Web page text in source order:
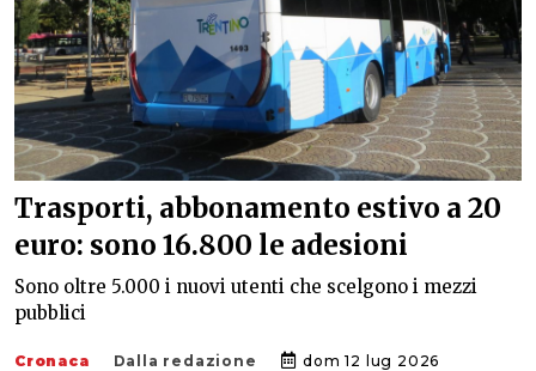
Trasporti, abbonamento estivo a 20
euro: sono 16.800 le adesioni
Sono oltre 5.000 i nuovi utenti che scelgono i mezzi
pubblici
Cronaca Dalla redazione dom 12 lug 2026